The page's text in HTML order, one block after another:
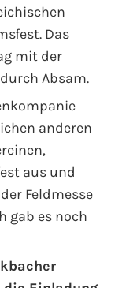
Das
mit der
Absam.
anderen
aus und
Feldmesse
gab es noch